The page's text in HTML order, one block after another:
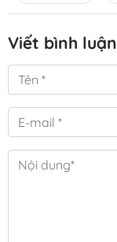
Viết bình luận